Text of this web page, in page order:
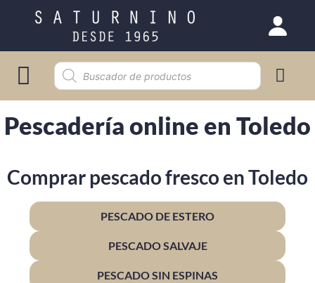
Pescadería online en Toledo
Comprar pescado fresco en Toledo
PESCADO DE ESTERO
PESCADO SALVAJE
PESCADO SIN ESPINAS